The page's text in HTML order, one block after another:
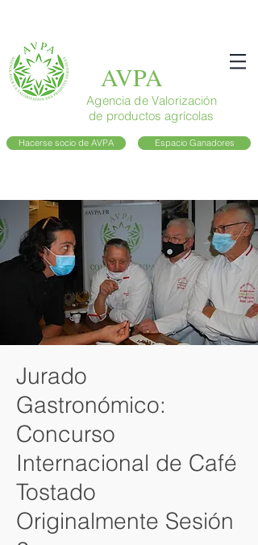
AVPA
Agencia de Valorización
de productos agrícolas
Hacerse socio de AVPA Espacio Ganadores
Jurado
Gastronómico:
Concurso
Internacional de Café
Tostado
Originalmente Sesión